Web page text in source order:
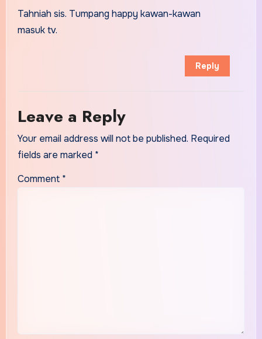
Tahniah sis. Tumpang happy kawan-kawan
masuk tv.
Reply
Leave a Reply
Your email address will not be published. Required
fields are marked *
Comment *